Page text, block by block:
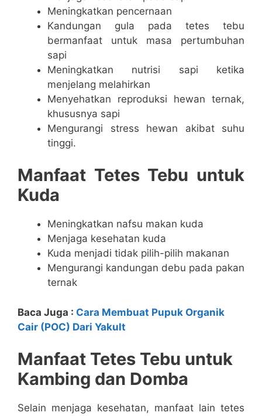
Meningkatkan pencernaan
Kandungan gula pada tetes tebu
bermanfaat untuk masa pertumbuhan
sapi
Meningkatkan nutrisi sapi ketika
menjelang melahirkan
Menyehatkan reproduksi hewan ternak,
khususnya sapi
Mengurangi stress hewan akibat suhu
tinggi.
Manfaat Tetes Tebu untuk
Kuda
Meningkatkan nafsu makan kuda
Menjaga kesehatan kuda
Kuda menjadi tidak pilih-pilih makanan
Mengurangi kandungan debu pada pakan
ternak
Baca Juga : Cara Membuat Pupuk Organik
Cair (POC) Dari Yakult
Manfaat Tetes Tebu untuk
Kambing dan Domba
Selain menjaga kesehatan, manfaat lain tetes